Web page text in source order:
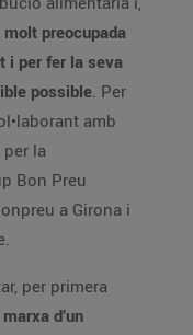
preocupada
i per fer la seva
possible. Per
amb
la
Bon Preu
a Girona i
per primera
d’un